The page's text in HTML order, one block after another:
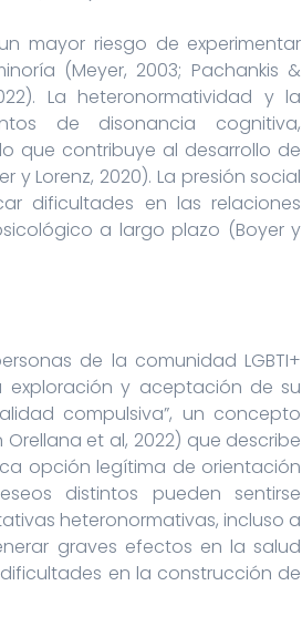
mayor riesgo de experimentar
(Meyer, 2003; Pachankis &
La heteronormatividad y la
de disonancia cognitiva,
que contribuye al desarrollo de
Lorenz, 2020). La presión social
dificultades en las relaciones
a largo plazo (Boyer y
de la comunidad LGBTI+
exploración y aceptación de su
compulsiva”, un concepto
et al, 2022) que describe
opción legítima de orientación
distintos pueden sentirse
heteronormativas, incluso a
graves efectos en la salud
en la construcción de